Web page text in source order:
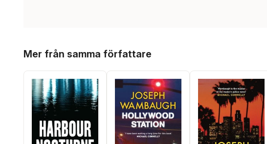
Mer från samma författare